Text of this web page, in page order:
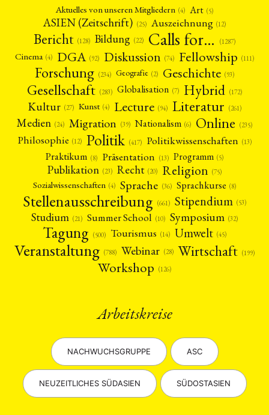
Aktuelles von unseren Mitgliedern (4) Art (5)
ASIEN (Zeitschrift) (25) Auszeichnung (12)
Bericht (128) Bildung (22) Calls for… (1287)
Cinema (4) DGA (92) Diskussion (74) Fellowship (111)
Forschung (234) Geografie (2) Geschichte (93)
Gesellschaft (283) Globalisation (7) Hybrid (172)
Kultur (27) Kunst (4) Lecture (94) Literatur (261)
Medien (24) Migration (39) Nationalism (6) Online (235)
Philosophie (12) Politik (417) Politikwissenschaften (13)
Praktikum (8) Präsentation (13) Programm (5)
Publikation (23) Recht (20) Religion (75)
Sozialwissenschaften (4) Sprache (36) Sprachkurse (8)
Stellenausschreibung (661) Stipendium (53)
Studium (21) Summer School (10) Symposium (32)
Tagung (500) Tourismus (14) Umwelt (45)
Veranstaltung (788) Webinar (28) Wirtschaft (199)
Workshop (126)
Arbeitskreise
NACHWUCHSGRUPPE ASC
NEUZEITLICHES SÜDASIEN SÜDOSTASIEN